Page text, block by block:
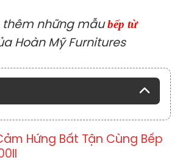
thêm những mẫubếp từ
Hoàn Mỹ Furnitures
Hứng Bất Tận Cùng Bếp